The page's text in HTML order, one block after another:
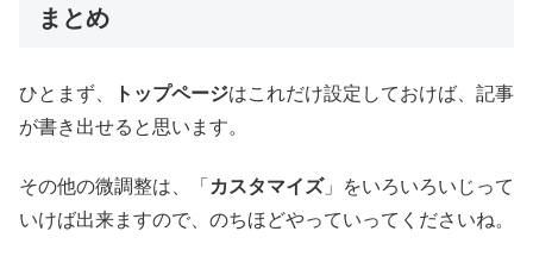
まとめ
ひとまず、 トップページはこれだけ設定しておけば、記事
が書き出せると思います。
その他の微調整は、「 カスタマイズ 」をいろいろいじって
いけば出来ますので、のちほどやっていってくださいね。